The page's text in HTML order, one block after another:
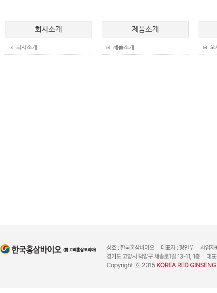
회사소개
회사소개
제품소개
제품소개 오